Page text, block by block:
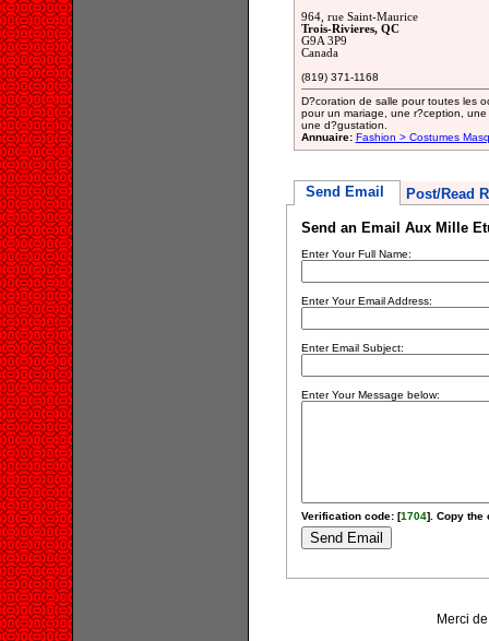
964, rue Saint-Maurice
Trois-Rivieres, QC
G9A 3P9
Canada
(819) 371-1168
D?coration de salle pour toutes les
pour un mariage, une r?ception,
une d?gustation.
Annuaire: Fashion > Costumes
Send Email Post/Read
Send an Email Aux Mille
Enter Your Full Name:
Enter Your Email Address:
Enter Email Subject:
Enter Your Message below:
Verification code: [1704]. Copy the
Merci